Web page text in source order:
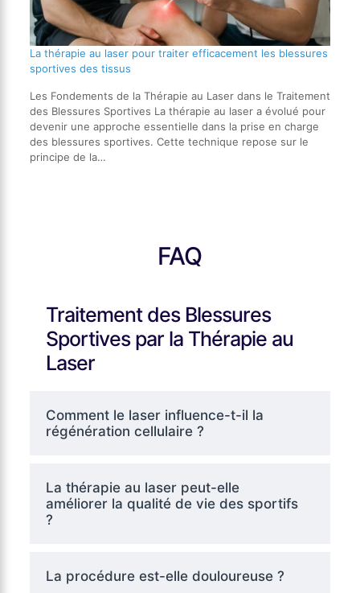
La thérapie au laser pour traiter efficacement les blessures
sportives des tissus
Les Fondements de la Thérapie au Laser dans le Traitement
des Blessures Sportives La thérapie au laser a évolué pour
devenir une approche essentielle dans la prise en charge
des blessures sportives. Cette technique repose sur le
principe de la…
FAQ
Traitement des Blessures
Sportives par la Thérapie au
Laser
Comment le laser influence-t-il la
régénération cellulaire ?
La thérapie au laser peut-elle
améliorer la qualité de vie des sportifs
?
La procédure est-elle douloureuse ?